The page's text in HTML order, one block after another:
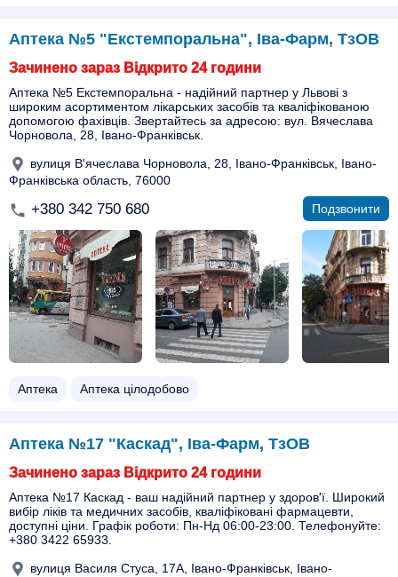
Аптека №5 "Екстемпоральна", Іва-Фарм, ТзОВ
Зачинено зараз Відкрито 24 години
Аптека №5 Екстемпоральна - надійний партнер у Львові з
широким асортиментом лікарських засобів та кваліфікованою
допомогою фахівців. Звертайтесь за адресою: вул. Вячеслава
Чорновола, 28, Івано-Франківськ.
вулиця В'ячеслава Чорновола, 28, Івано-Франківськ, Івано-
Франківська область, 76000
+380 342 750 680 Подзвонити
Аптека Аптека цілодобово
Аптека №17 "Каскад", Іва-Фарм, ТзОВ
Зачинено зараз Відкрито 24 години
Аптека №17 Каскад - ваш надійний партнер у здоров'ї. Широкий
вибір ліків та медичних засобів, кваліфіковані фармацевти,
доступні ціни. Графік роботи: Пн-Нд 06:00-23:00. Телефонуйте:
+380 3422 65933.
вулиця Василя Стуса, 17А, Івано-Франківськ, Івано-